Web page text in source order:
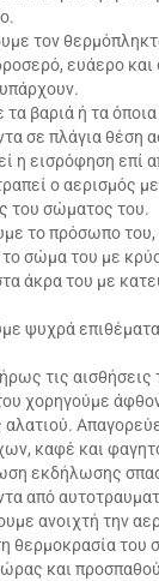
τον
ευάερο
βαριά ή τα
σε πλάγια θέση
η εισρόφηση επί
ο αερισμός
του σώματος του.
το πρόσωπο του,
το σώμα του με
άκρα του με
ψυχρά
τις αισθήσεις
χορηγούμε
αλατιού.
καφέ και
εκδήλωσης
από
ανοιχτή την
θερμοκρασία του
και